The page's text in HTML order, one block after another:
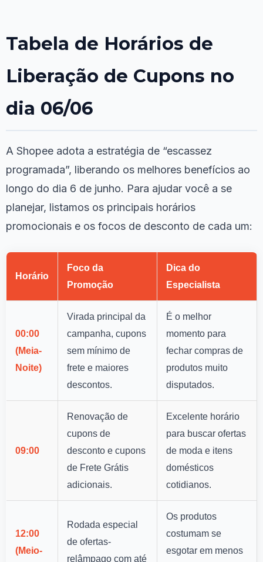
Tabela de Horários de
Liberação de Cupons no
dia 06/06
A Shopee adota a estratégia de “escassez
programada”, liberando os melhores benefícios ao
longo do dia 6 de junho. Para ajudar você a se
planejar, listamos os principais horários
promocionais e os focos de desconto de cada um:
Horário
Foco da
Promoção
Dica do
Especialista
00:00
(Meia-
Noite)
Virada principal da
campanha, cupons
sem mínimo de
frete e maiores
descontos.
É o melhor
momento para
fechar compras de
produtos muito
disputados.
09:00
Renovação de
cupons de
desconto e cupons
de Frete Grátis
adicionais.
Excelente horário
para buscar ofertas
de moda e itens
domésticos
cotidianos.
12:00
(Meio-
Rodada especial
de ofertas-
relâmpago com até
Os produtos
costumam se
esgotar em menos